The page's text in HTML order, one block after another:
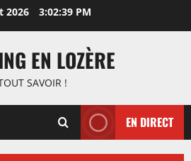
2026 3:02:39 PM
EN LOZÈRE
SAVOIR !
EN DIRECT